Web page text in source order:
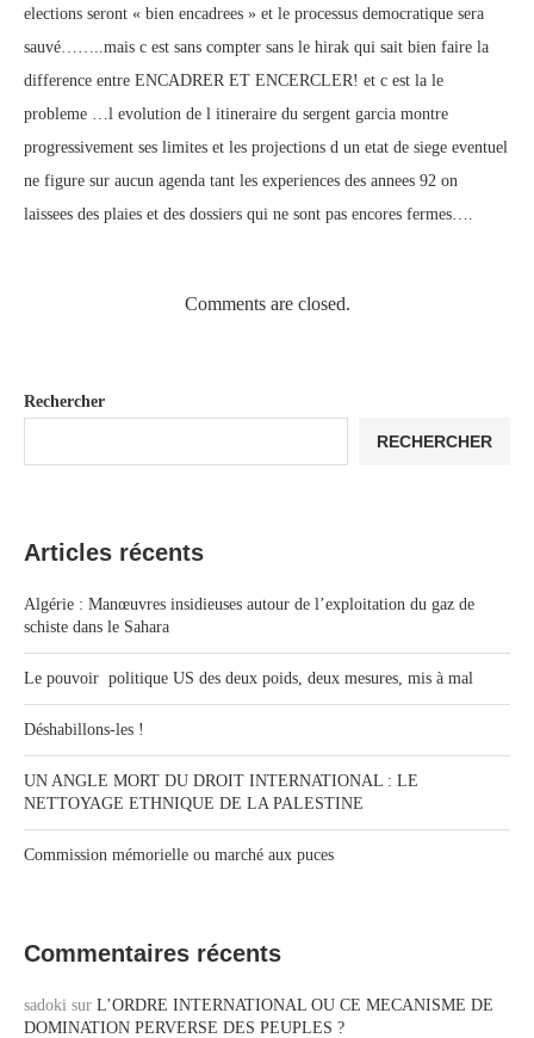
elections seront « bien encadrees » et le processus democratique sera
sauvé……..mais c est sans compter sans le hirak qui sait bien faire la
difference entre ENCADRER ET ENCERCLER! et c est la le
probleme …l evolution de l itineraire du sergent garcia montre
progressivement ses limites et les projections d un etat de siege eventuel
ne figure sur aucun agenda tant les experiences des annees 92 on
laissees des plaies et des dossiers qui ne sont pas encores fermes….
Comments are closed.
Rechercher
RECHERCHER
Articles récents
Algérie : Manœuvres insidieuses autour de l’exploitation du gaz de
schiste dans le Sahara
Le pouvoir politique US des deux poids, deux mesures, mis à mal
Déshabillons-les !
UN ANGLE MORT DU DROIT INTERNATIONAL : LE
NETTOYAGE ETHNIQUE DE LA PALESTINE
Commission mémorielle ou marché aux puces
Commentaires récents
sadoki sur L’ORDRE INTERNATIONAL OU CE MECANISME DE
DOMINATION PERVERSE DES PEUPLES ?